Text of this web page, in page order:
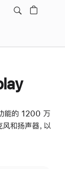
能的 1200 万
和扬声器，以